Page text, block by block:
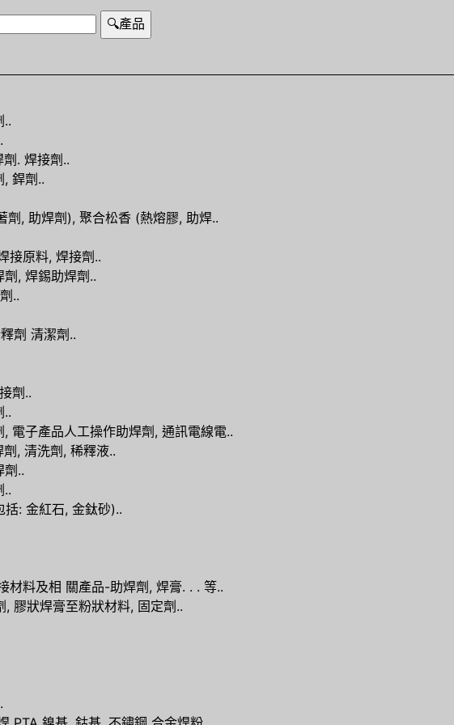
..
. 焊接劑..
, 銲劑..
劑, 助焊劑), 聚合松香 (熱熔膠, 助焊..
接原料, 焊接劑..
劑, 焊錫助焊劑..
..
劑 清潔劑..
劑..
..
, 電子產品人工操作助焊劑, 通訊電線電..
, 清洗劑, 稀釋液..
劑..
..
括: 金紅石, 金鈦砂)..
材料及相 關產品-助焊劑, 焊膏. . . 等..
膠狀焊膏至粉狀材料, 固定劑..